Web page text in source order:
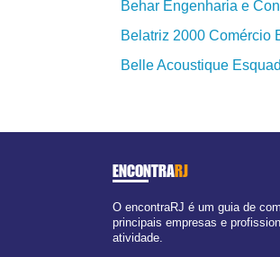
Behar Engenharia e
Belatriz 2000 Comércio
Belle Acoustique
ENCONTRARJ
O encontraRJ é um guia de
principais empresas e
atividade.